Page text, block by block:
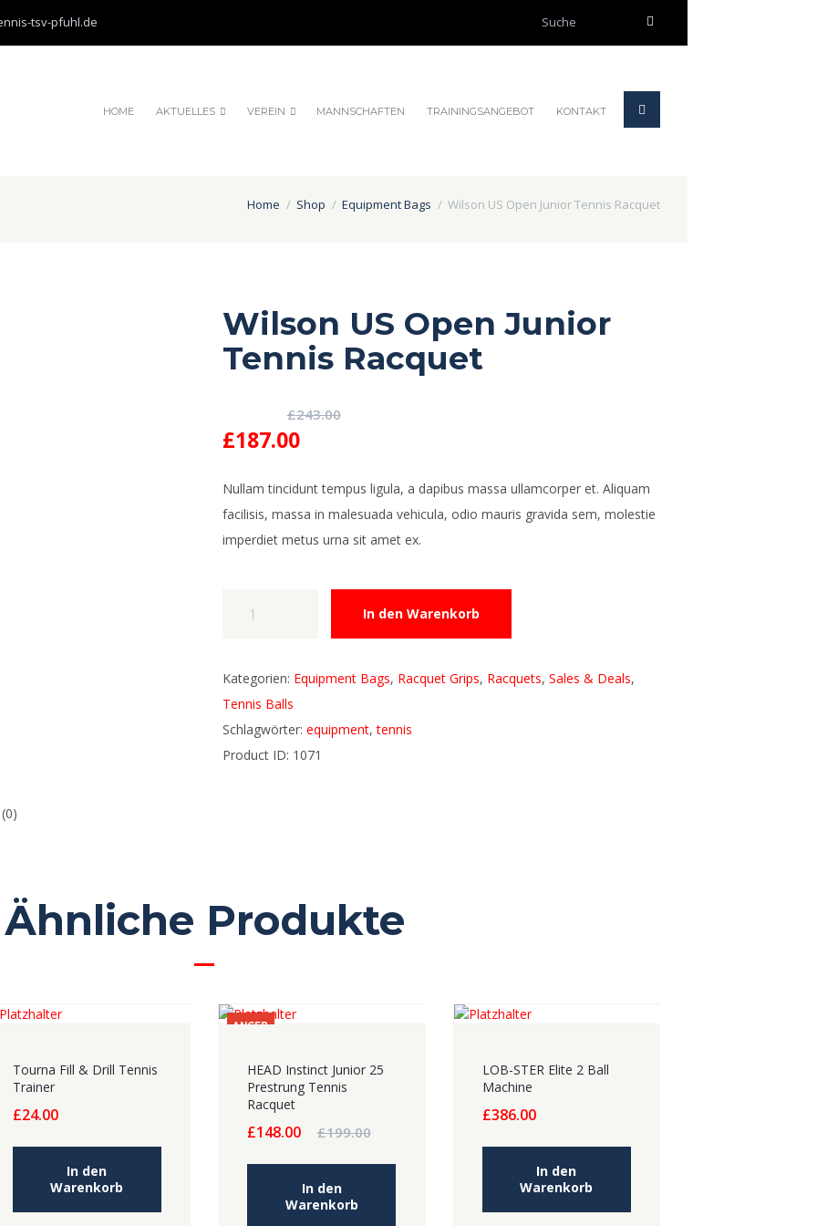
tsv-pfuhl.de
HOME AKTUELLES VEREIN MANNSCHAFTEN TRAININGSANGEBOT KONTAKT
Home Shop Equipment Bags Wilson US Open Junior Tennis Racquet
Wilson US Open Junior
Tennis Racquet
£243.00
Ursprünglicher
war:
£243.00
£187.00Aktueller
ist:
£187.00.
Nullam tincidunt tempus ligula, a dapibus massa ullamcorper et. Aliquam
facilisis, massa in malesuada vehicula, odio mauris gravida sem, molestie
imperdiet metus urna sit amet ex.
Junior
Tennis
Racquet
Menge
In den Warenkorb
Kategorien: Equipment Bags, Racquet Grips, Racquets, Sales & Deals,
Tennis Balls
Schlagwörter: equipment,tennis
Product ID: 1071
Ähnliche Produkte
Tourna Fill & Drill Tennis
Trainer
£24.00
In den
Warenkorb
ANGEB
HEAD Instinct Junior 25
Prestrung Tennis
Racquet
£199.00
Ursprünglicher
war:
£148.00Aktueller
ist:
£148.00.
In den
Warenkorb
LOB-STER Elite 2 Ball
Machine
£386.00
In den
Warenkorb